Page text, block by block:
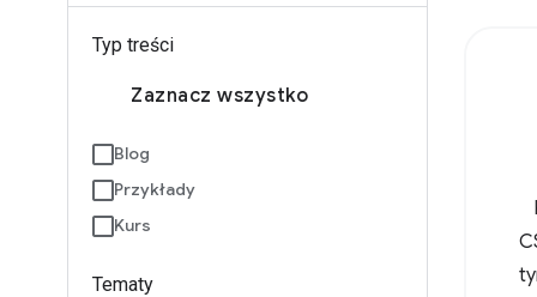
Typ treści
Zaznacz wszystko
Blog
Przykłady
Kurs
Tematy